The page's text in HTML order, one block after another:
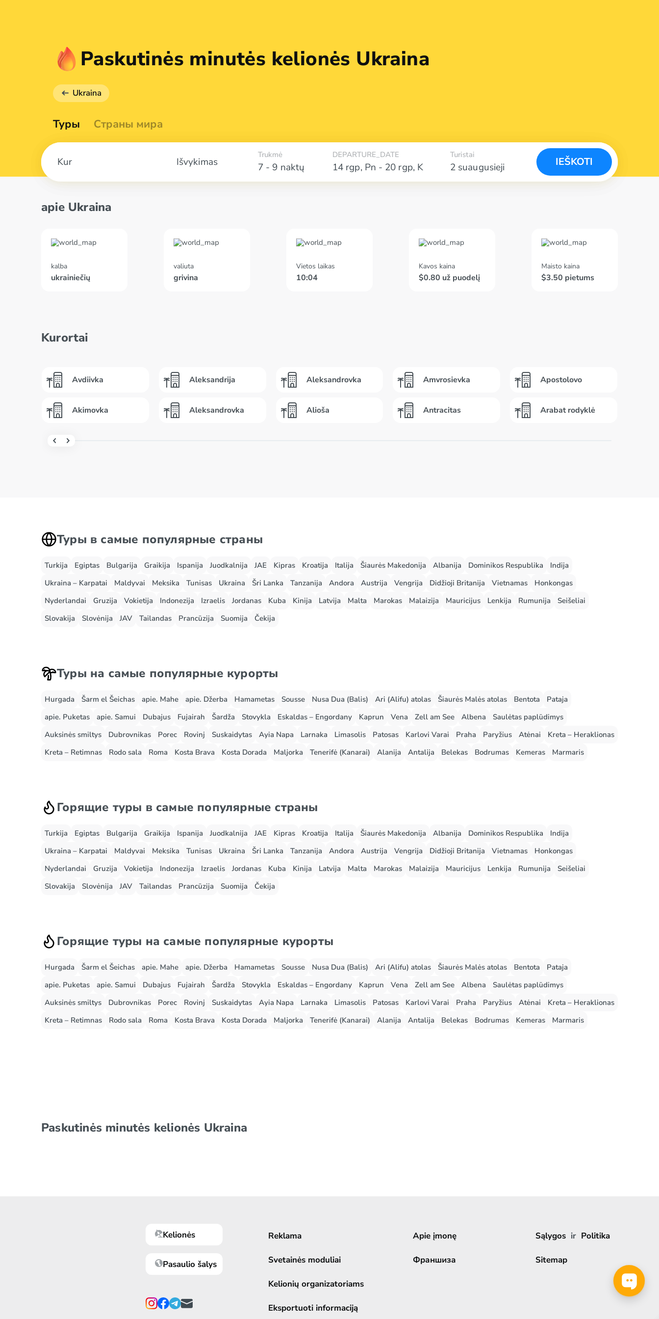
Paskutinės minutės kelionės Ukraina
Ukraina
Туры Страны мира
Išvykimas 7 - 9 naktų
Trukmė DEPARTURE_DATE
14 rgp, Pn - 20 rgp, K 2 suaugusieji
Turistai
IEŠKOTI
apie Ukraina
kalba
ukrainiečių
valiuta
grivina
Vietos laikas
10:04
Kavos kaina
$0.80 už puodelį
Maisto kaina
$3.50 pietums
Kurortai
Avdiivka
Akimovka
Aleksandrija
Aleksandrovka
Aleksandrovka
Alioša
Amvrosievka
Antracitas
Apostolovo
Arabat rodyklė
Туры в самые популярные страны
Turkija Egiptas Bulgarija Graikija Ispanija Juodkalnija JAE Kipras Kroatija Italija Šiaurės Makedonija Albanija Dominikos Respublika
Indija
Ukraina – Karpatai
Maldyvai Meksika Tunisas Ukraina Šri Lanka Tanzanija Andora Austrija Vengrija Didžioji Britanija Vietnamas
Honkongas
Nyderlandai
Gruzija Vokietija Indonezija Izraelis Jordanas Kuba Kinija Latvija Malta Marokas Malaizija Mauricijus Lenkija Rumunija
Seišeliai
Slovakija
Slovėnija JAV Tailandas Prancūzija Suomija Čekija
Туры на самые популярные курорты
Hurgada Šarm el Šeichas apie. Mahe apie. Džerba Hamametas Sousse Nusa Dua (Balis) Ari (Alifu) atolas Šiaurės Malės atolas Bentota
Pataja
apie. Puketas
apie. Samui Dubajus Fujairah Šardža Stovykla Eskaldas – Engordany Kaprun Vena Zell am See Albena
Saulėtas paplūdimys
Auksinės smiltys
Dubrovnikas Porec Rovinj Suskaidytas Ayia Napa Larnaka Limasolis Patosas Karlovi Varai Praha Paryžius Atėnai
Kreta – Heraklionas
Kreta – Retimnas
Rodo sala Roma Kosta Brava Kosta Dorada Maljorka Tenerifė (Kanarai) Alanija Antalija Belekas Bodrumas Kemeras Marmaris
Горящие туры в самые популярные страны
Turkija Egiptas Bulgarija Graikija Ispanija Juodkalnija JAE Kipras Kroatija Italija Šiaurės Makedonija Albanija Dominikos Respublika
Indija
Ukraina – Karpatai
Maldyvai Meksika Tunisas Ukraina Šri Lanka Tanzanija Andora Austrija Vengrija Didžioji Britanija Vietnamas
Honkongas
Nyderlandai
Gruzija Vokietija Indonezija Izraelis Jordanas Kuba Kinija Latvija Malta Marokas Malaizija Mauricijus Lenkija Rumunija
Seišeliai
Slovakija
Slovėnija JAV Tailandas Prancūzija Suomija Čekija
Горящие туры на самые популярные курорты
Hurgada Šarm el Šeichas apie. Mahe apie. Džerba Hamametas Sousse Nusa Dua (Balis) Ari (Alifu) atolas Šiaurės Malės atolas Bentota
Pataja
apie. Puketas
apie. Samui Dubajus Fujairah Šardža Stovykla Eskaldas – Engordany Kaprun Vena Zell am See Albena
Saulėtas paplūdimys
Auksinės smiltys
Dubrovnikas Porec Rovinj Suskaidytas Ayia Napa Larnaka Limasolis Patosas Karlovi Varai Praha Paryžius Atėnai
Kreta – Heraklionas
Kreta – Retimnas
Rodo sala Roma Kosta Brava Kosta Dorada Maljorka Tenerifė (Kanarai) Alanija Antalija Belekas Bodrumas Kemeras Marmaris
Paskutinės minutės kelionės Ukraina
Kelionės
Pasaulio šalys
Reklama
Svetainės moduliai
Kelionių organizatoriams
Eksportuoti informaciją
Apie įmonę
Франшиза
Sąlygos ir Politika
Sitemap